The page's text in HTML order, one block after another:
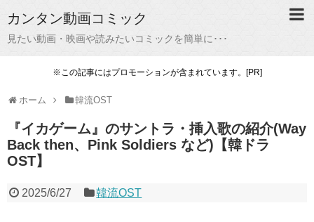
カンタン動画コミック
見たい動画・映画や読みたいコミックを簡単に･･･
※この記事にはプロモーションが含まれています。[PR]
ホーム 韓流OST
『イカゲーム』のサントラ・挿入歌の紹介(Way
Back then、Pink Soldiers など)【韓ドラ
OST】
2025/6/27 韓流OST